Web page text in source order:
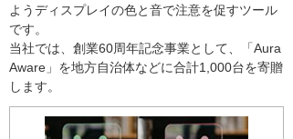
ようディスプレイの色と音で注意を促すツール
です。
当社では、創業60周年記念事業として、「Aura
Aware」を地方自治体などに合計1,000台を寄贈
します。